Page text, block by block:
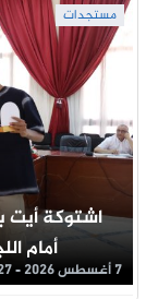
مستجدات
أمام
7 أغسطس 2026 - 16:27